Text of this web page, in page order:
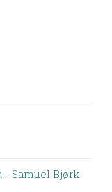
- Samuel Bjørk